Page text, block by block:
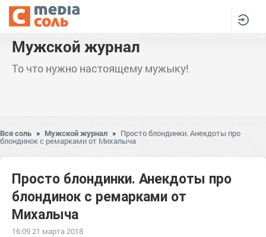
Мужской журнал
То что нужно настоящему мужыку!
Вся соль » Мужской журнал » Просто блондинки. Анекдоты про
блондинок с ремарками от Михалыча
Просто блондинки. Анекдоты про
блондинок с ремарками от
Михалыча
16:09 21 марта 2018